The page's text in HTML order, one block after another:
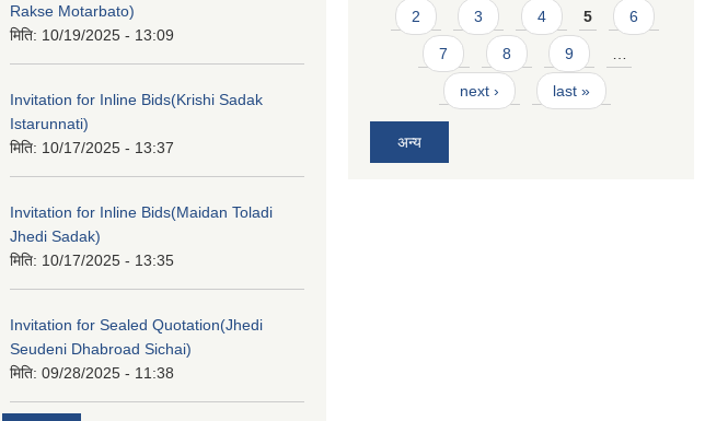
Rakse Motarbato)
मिति: 10/19/2025 - 13:09
Invitation for Inline Bids(Krishi Sadak
Istarunnati)
मिति: 10/17/2025 - 13:37
Invitation for Inline Bids(Maidan Toladi
Jhedi Sadak)
मिति: 10/17/2025 - 13:35
Invitation for Sealed Quotation(Jhedi
Seudeni Dhabroad Sichai)
मिति: 09/28/2025 - 11:38
2 3 4 5 6
7 8 9 …
next › last »
अन्य